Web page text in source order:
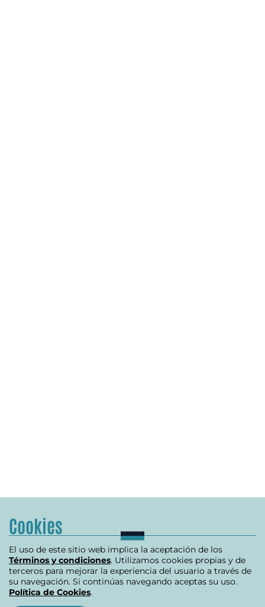
Cookies
El uso de este sitio web implica la aceptación de los
Términos y condiciones. Utilizamos cookies propias y de
terceros para mejorar la experiencia del usuario a través de
su navegación. Si continúas navegando aceptas su uso.
Política de Cookies.